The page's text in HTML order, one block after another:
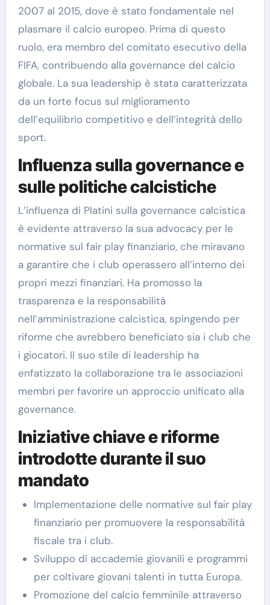
2007 al 2015, dove è stato fondamentale nel
plasmare il calcio europeo. Prima di questo
ruolo, era membro del comitato esecutivo della
FIFA, contribuendo alla governance del calcio
globale. La sua leadership è stata caratterizzata
da un forte focus sul miglioramento
dell’equilibrio competitivo e dell’integrità dello
sport.
Influenza sulla governance e
sulle politiche calcistiche
L’influenza di Platini sulla governance calcistica
è evidente attraverso la sua advocacy per le
normative sul fair play finanziario, che miravano
a garantire che i club operassero all’interno dei
propri mezzi finanziari. Ha promosso la
trasparenza e la responsabilità
nell’amministrazione calcistica, spingendo per
riforme che avrebbero beneficiato sia i club che
i giocatori. Il suo stile di leadership ha
enfatizzato la collaborazione tra le associazioni
membri per favorire un approccio unificato alla
governance.
Iniziative chiave e riforme
introdotte durante il suo
mandato
Implementazione delle normative sul fair play
finanziario per promuovere la responsabilità
fiscale tra i club.
Sviluppo di accademie giovanili e programmi
per coltivare giovani talenti in tutta Europa.
Promozione del calcio femminile attraverso